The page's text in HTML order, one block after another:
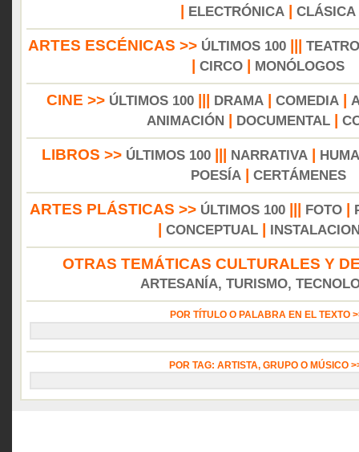
ELECTRÓNICA CLÁSICA
ARTES ESCÉNICAS >> ÚLTIMOS 100||| TEATRO
CIRCO MONÓLOGOS
CINE >> ÚLTIMOS 100 DRAMA COMEDIA
ANIMACIÓN
DOCUMENTAL|
LIBROS >> ÚLTIMOS 100 NARRATIVA
POESÍA| CERTÁMENES
ARTES PLÁSTICAS >> ÚLTIMOS 100 FOTO
CONCEPTUAL
OTRAS TEMÁTICAS CULTURALES Y
ARTESANÍA, TURISMO,
POR TÍTULO O PALABRA EN EL TEXTO
POR TAG: ARTISTA, GRUPO O MÚSICO